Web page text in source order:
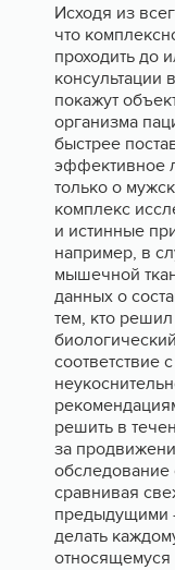
Исходя из
что
проходить до
консультации
покажут
организма
быстрее
эффективное
только о
комплекс
и истинные
например, в
мышечной
данных о
тем, кто
соответствие
решить в
за
обследование
сравнивая
предыдущими
делать